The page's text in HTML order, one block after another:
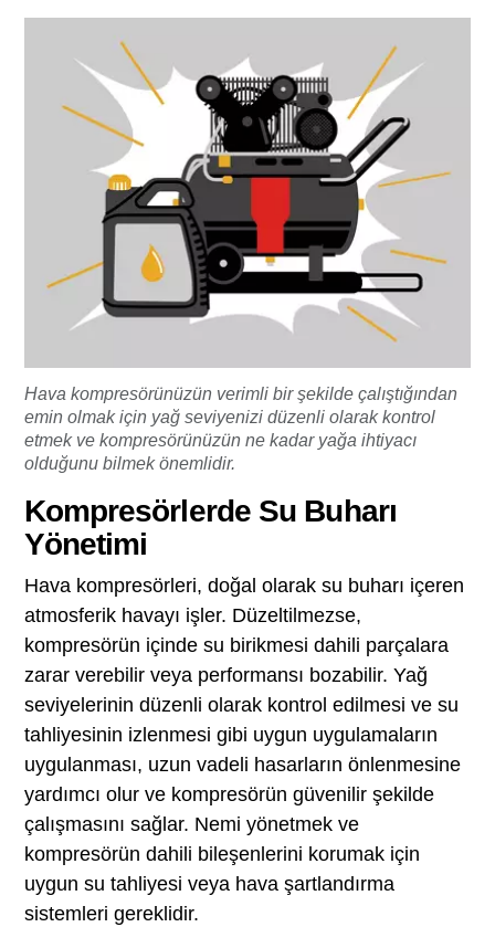
Hava kompresörünüzün verimli bir şekilde çalıştığından
emin olmak için yağ seviyenizi düzenli olarak kontrol
etmek ve kompresörünüzün ne kadar yağa ihtiyacı
olduğunu bilmek önemlidir.
Kompresörlerde Su Buharı
Yönetimi
Hava kompresörleri, doğal olarak su buharı içeren
atmosferik havayı işler. Düzeltilmezse,
kompresörün içinde su birikmesi dahili parçalara
zarar verebilir veya performansı bozabilir. Yağ
seviyelerinin düzenli olarak kontrol edilmesi ve su
tahliyesinin izlenmesi gibi uygun uygulamaların
uygulanması, uzun vadeli hasarların önlenmesine
yardımcı olur ve kompresörün güvenilir şekilde
çalışmasını sağlar. Nemi yönetmek ve
kompresörün dahili bileşenlerini korumak için
uygun su tahliyesi veya hava şartlandırma
sistemleri gereklidir.